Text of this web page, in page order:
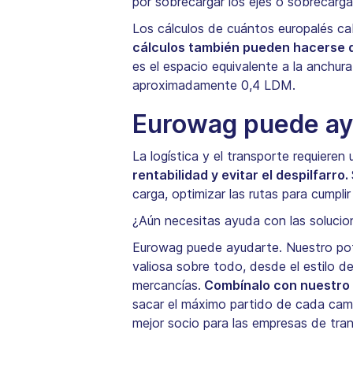
Los cálculos de cuántos europalés
cálculos también pueden hacerse
es el espacio equivalente a la
aproximadamente 0,4 LDM.
Eurowag puede
La logística y el transporte
rentabilidad y evitar el despilfarro.
carga, optimizar las rutas para
¿Aún necesitas ayuda con las
Eurowag puede ayudarte. Nuestro
valiosa sobre todo, desde el estilo
mercancías. Combínalo con
sacar el máximo partido de cada
mejor socio para las empresas de